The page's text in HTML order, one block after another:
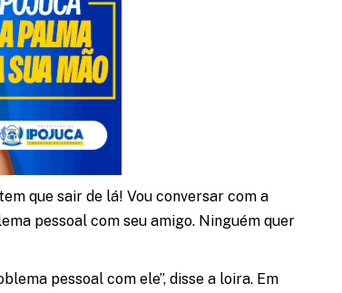
que sair de lá! Vou conversar com a
pessoal com seu amigo. Ninguém quer
pessoal com ele”, disse a loira. Em